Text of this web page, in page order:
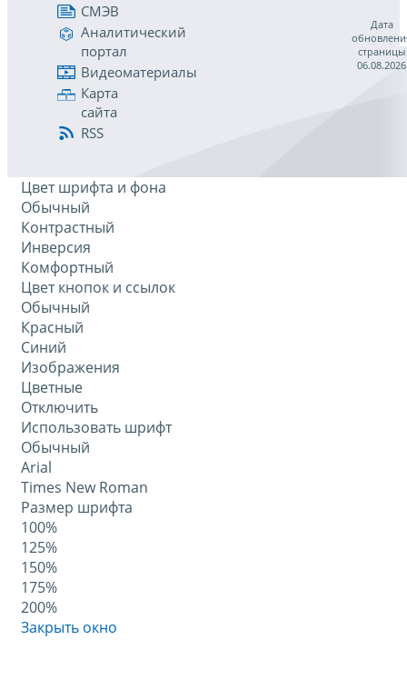
СМЭВ
Аналитический
портал
Видеоматериалы
Карта
сайта
RSS
Дата
страницы
06.08.2026
Цвет шрифта и фона
Обычный
Контрастный
Инверсия
Комфортный
Цвет кнопок и ссылок
Обычный
Красный
Синий
Изображения
Цветные
Отключить
Использовать шрифт
Обычный
Arial
Times New Roman
Размер шрифта
100%
125%
150%
175%
200%
Закрыть окно